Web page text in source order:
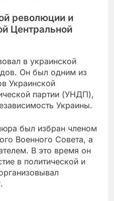
революции и
Центральной
в украинской
Он был одним из
Украинской
партии (УНДП),
Украины.
был избран членом
Военного Совета, а
В это время он
в политической и